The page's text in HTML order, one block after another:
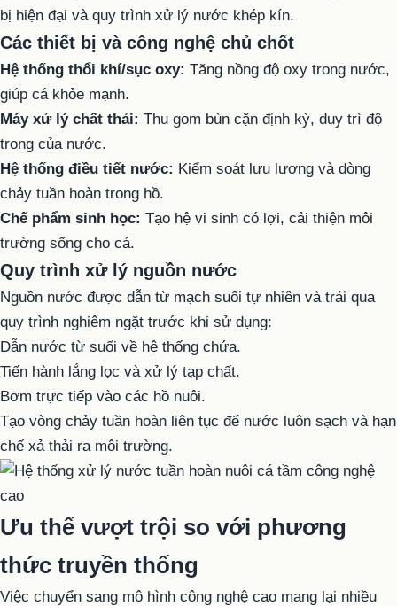
bị hiện đại và quy trình xử lý nước khép kín.
Các thiết bị và công nghệ chủ chốt
Hệ thống thổi khí/sục oxy: Tăng nồng độ oxy trong nước,
giúp cá khỏe mạnh.
Máy xử lý chất thải: Thu gom bùn cặn định kỳ, duy trì độ
trong của nước.
Hệ thống điều tiết nước: Kiểm soát lưu lượng và dòng
chảy tuần hoàn trong hồ.
Chế phẩm sinh học: Tạo hệ vi sinh có lợi, cải thiện môi
trường sống cho cá.
Quy trình xử lý nguồn nước
Nguồn nước được dẫn từ mạch suối tự nhiên và trải qua
quy trình nghiêm ngặt trước khi sử dụng:
Dẫn nước từ suối về hệ thống chứa.
Tiến hành lắng lọc và xử lý tạp chất.
Bơm trực tiếp vào các hồ nuôi.
Tạo vòng chảy tuần hoàn liên tục để nước luôn sạch và hạn
chế xả thải ra môi trường.
Ưu thế vượt trội so với phương
thức truyền thống
Việc chuyển sang mô hình công nghệ cao mang lại nhiều